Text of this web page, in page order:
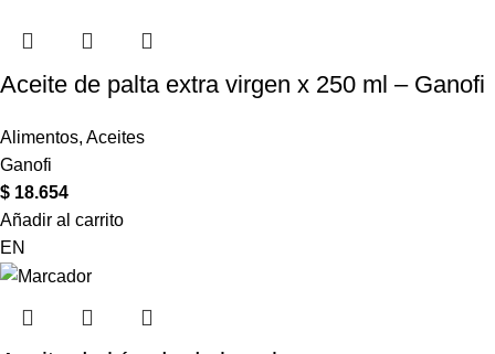
Aceite de palta extra virgen x 250 ml – Ganofi
Alimentos, Aceites
Ganofi
$ 18.654
Añadir al carrito
EN